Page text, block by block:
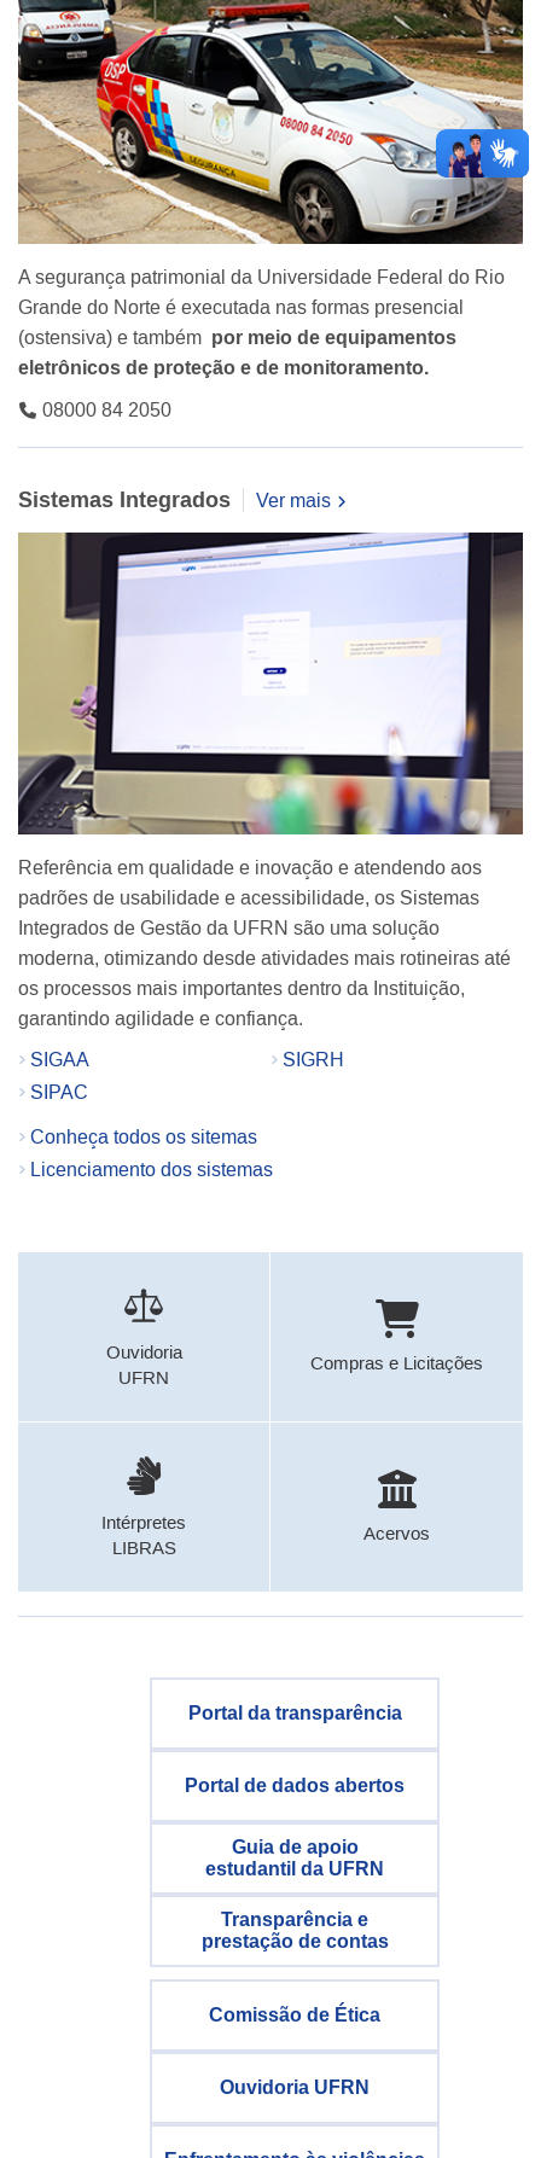
A segurança patrimonial da Universidade Federal do Rio
Grande do Norte é executada nas formas presencial
(ostensiva) e também por meio de equipamentos
eletrônicos de proteção e de monitoramento.
08000 84 2050
Sistemas Integrados Ver mais
Referência em qualidade e inovação e atendendo aos
padrões de usabilidade e acessibilidade, os Sistemas
Integrados de Gestão da UFRN são uma solução
moderna, otimizando desde atividades mais rotineiras até
os processos mais importantes dentro da Instituição,
garantindo agilidade e confiança.
SIGAA
SIGRH
SIPAC
Conheça todos os sitemas
Licenciamento dos sistemas
Ouvidoria
UFRN
Compras e Licitações
Intérpretes
LIBRAS
Acervos
Portal da transparência
Portal de dados abertos
Guia de apoio
estudantil da UFRN
Transparência e
prestação de contas
Comissão de Ética
Ouvidoria UFRN